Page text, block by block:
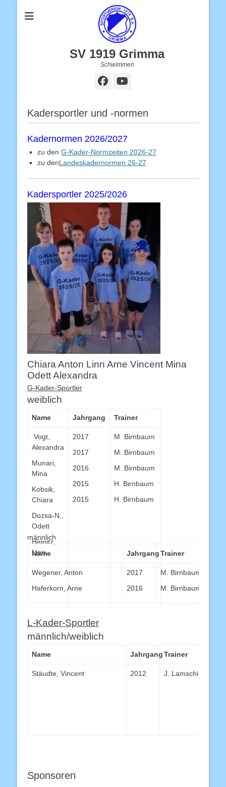
SV 1919 Grimma
Schwimmen
Facebook
Kadersportler und -normen
Kadernormen 2026/2027
zu den G-Kader-Normzeiten 2026-27
zu denLandeskadernormen 26-27
Kadersportler 2025/2026
Chiara Anton Linn Arne Vincent Mina
Odett Alexandra
G-Kader-Sportler
weiblich
Name Jahrgang Trainer
Vogt,
Alexandra
Munari,
Mina
Kobsik,
Chiara
Dozsa-N.,
Odett
Heinitz,
Linn
2017
2017
2016
2015
2015
M. Birnbaum
M. Birnbaum
M. Birnbaum
H. Birnbaum
H. Birnbaum
männlich
Name
JahrgangTrainer
Wegener, Anton
Haferkorn, Arne
2017
2016
M. Birnbaum
M. Birnbaum
L-Kader-Sportler
männlich/weiblich
Name JahrgangTrainer
Stäudte, Vincent 2012 J. Lamschick
Sponsoren